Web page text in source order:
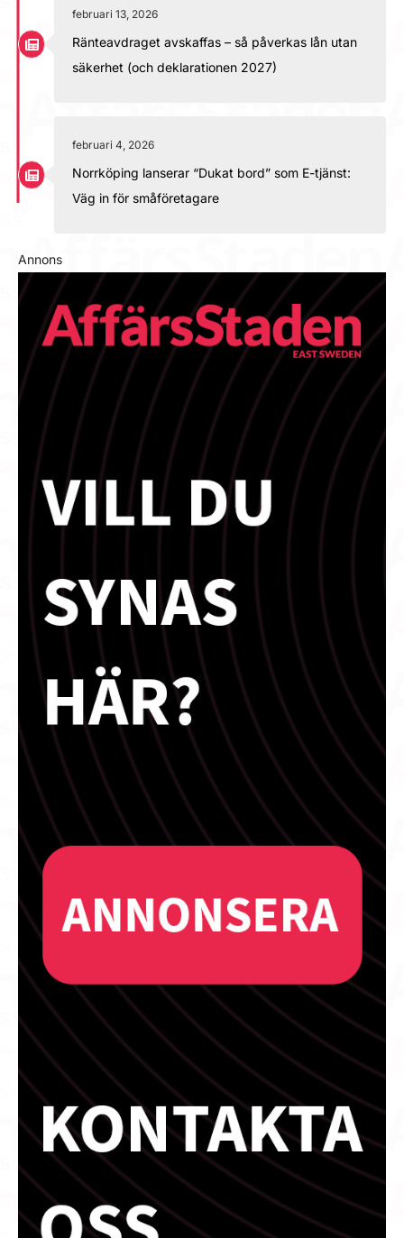
februari 13, 2026
Ränteavdraget avskaffas – så påverkas lån utan
säkerhet (och deklarationen 2027)
februari 4, 2026
Norrköping lanserar “Dukat bord” som E-tjänst:
Väg in för småföretagare
Annons